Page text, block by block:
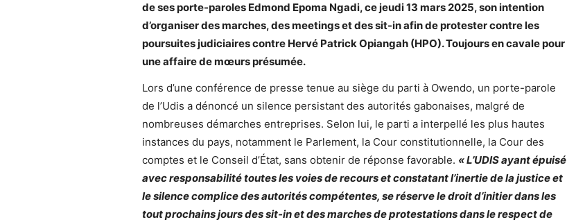
de ses porte-paroles Edmond Epoma Ngadi, ce jeudi 13 mars 2025, son intention
d’organiser des marches, des meetings et des sit-in afin de protester contre les
poursuites judiciaires contre Hervé Patrick Opiangah (HPO). Toujours en cavale pour
une affaire de mœurs présumée.
Lors d’une conférence de presse tenue au siège du parti à Owendo, un porte-parole
de l’Udis a dénoncé un silence persistant des autorités gabonaises, malgré de
nombreuses démarches entreprises. Selon lui, le parti a interpellé les plus hautes
instances du pays, notamment le Parlement, la Cour constitutionnelle, la Cour des
comptes et le Conseil d’État, sans obtenir de réponse favorable. « L’UDIS ayant épuisé
avec responsabilité toutes les voies de recours et constatant l’inertie de la justice et
le silence complice des autorités compétentes, se réserve le droit d’initier dans les
tout prochains jours des sit-in et des marches de protestations dans le respect de